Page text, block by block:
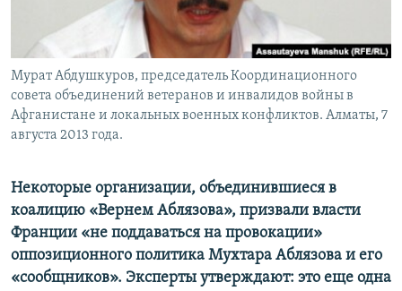
Мурат Абдушкуров, председатель Координационного
совета объединений ветеранов и инвалидов войны в
Афганистане и локальных военных конфликтов. Алматы, 7
августа 2013 года.
Некоторые организации, объединившиеся в
коалицию «Вернем Аблязова», призвали власти
Франции «не поддаваться на провокации»
оппозиционного политика Мухтара Аблязова и его
«сообщников». Эксперты утверждают: это еще одна